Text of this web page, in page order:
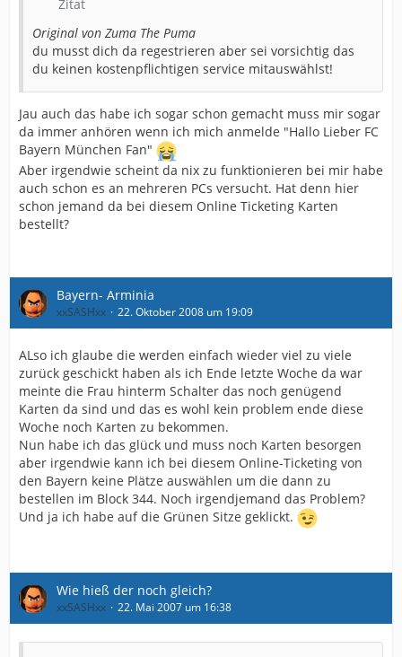
Zitat
Original von Zuma The Puma
du musst dich da regestrieren aber sei vorsichtig das
du keinen kostenpflichtigen service mitauswählst!
Jau auch das habe ich sogar schon gemacht muss mir sogar
da immer anhören wenn ich mich anmelde "Hallo Lieber FC
Bayern München Fan"
Aber irgendwie scheint da nix zu funktionieren bei mir habe
auch schon es an mehreren PCs versucht. Hat denn hier
schon jemand da bei diesem Online Ticketing Karten
bestellt?
Bayern- Arminia
xxSASHxx 22. Oktober 2008 um 19:09
ALso ich glaube die werden einfach wieder viel zu viele
zurück geschickt haben als ich Ende letzte Woche da war
meinte die Frau hinterm Schalter das noch genügend
Karten da sind und das es wohl kein problem ende diese
Woche noch Karten zu bekommen.
Nun habe ich das glück und muss noch Karten besorgen
aber irgendwie kann ich bei diesem Online-Ticketing von
den Bayern keine Plätze auswählen um die dann zu
bestellen im Block 344. Noch irgendjemand das Problem?
Und ja ich habe auf die Grünen Sitze geklickt.
Wie hieß der noch gleich?
xxSASHxx 22. Mai 2007 um 16:38